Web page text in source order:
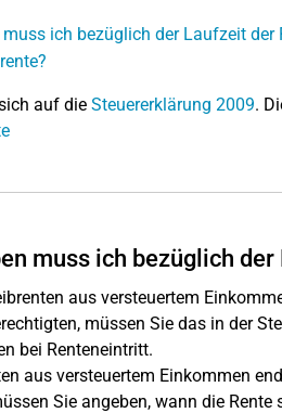
ich bezüglich der Laufzeit der
auf die Steuererklärung 2009.
muss ich bezüglich
aus versteuertem
müssen Sie das in der
bei Renteneintritt.
aus versteuertem Einkommen
Sie angeben, wann die Rente